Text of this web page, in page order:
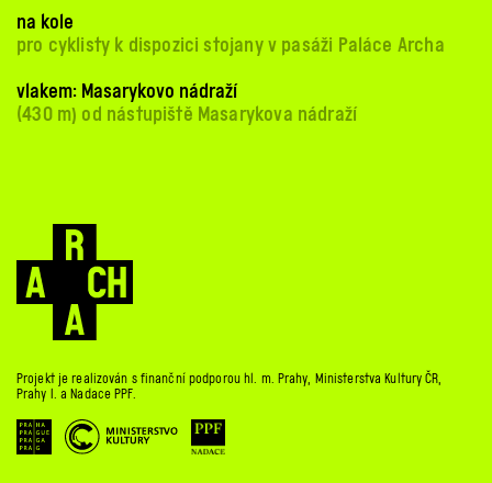
na kole
pro cyklisty k dispozici stojany v pasáži Paláce Archa
vlakem: Masarykovo nádraží
(430 m) od nástupiště Masarykova nádraží
Projekt je realizován s finanční podporou hl. m. Prahy, Ministerstva Kultury ČR,
Prahy 1. a Nadace PPF.